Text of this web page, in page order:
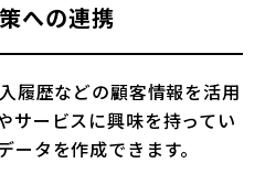
への連携
履歴などの顧客情報を活用
サービスに興味を持ってい
タを作成できます。